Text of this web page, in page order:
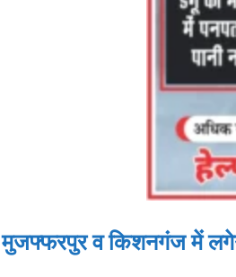
मुजफ्फरपुर व किशनगंज में